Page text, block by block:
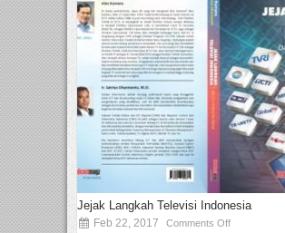
Jejak Langkah Televisi Indonesia
Feb 22, 2017 Comments Off